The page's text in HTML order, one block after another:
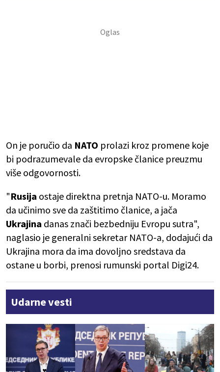
On je poručio da NATO prolazi kroz promene koje
bi podrazumevale da evropske članice preuzmu
više odgovornosti.
"Rusija ostaje direktna pretnja NATO-u. Moramo
da učinimo sve da zaštitimo članice, a jača
Ukrajina danas znači bezbedniju Evropu sutra",
naglasio je generalni sekretar NATO-a, dodajući da
Ukrajina mora da ima dovoljno sredstava da
ostane u borbi, prenosi rumunski portal Digi24.
Udarne vesti